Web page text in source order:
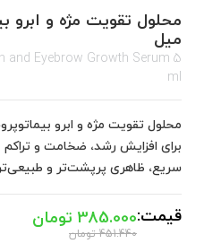
میل
and Eyebrow Growth Serum 5
ml
محلول تقویت مژه و ابرو
برای افزایش رشد، ضخامت و تراکم
سریع، ظاهری پرپشت‌تر و
قیمت:
451.440 تومان
385.000 تومان